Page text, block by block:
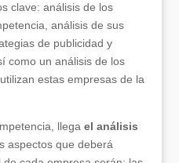
clave: análisis de los
análisis de sus
de publicidad y
como un análisis de los
estas empresas de la
llega el análisis
aspectos que deberá